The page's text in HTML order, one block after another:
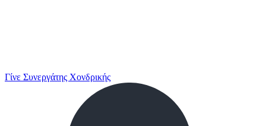
Γίνε Συνεργάτης Χονδρικής